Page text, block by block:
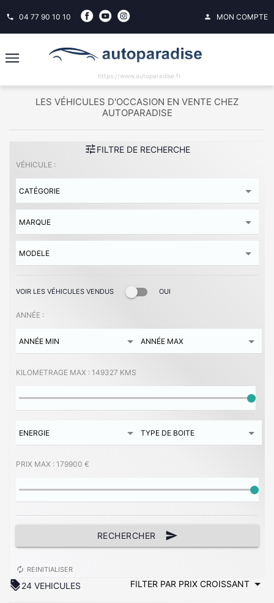
phone 04 77 90 10 10 person MON COMPTE
https://www.autoparadise.fr
LES VÉHICULES D'OCCASION EN VENTE CHEZ
AUTOPARADISE
tuneFILTRE DE RECHERCHE
VÉHICULE :
VOIR LES VÉHICULES VENDUS OUI
ANNÉE :
KILOMETRAGE MAX : 149327 KMS
PRIX MAX : 179900 €
RECHERCHER send
autorenew REINITIALISER
discount24 VEHICULES